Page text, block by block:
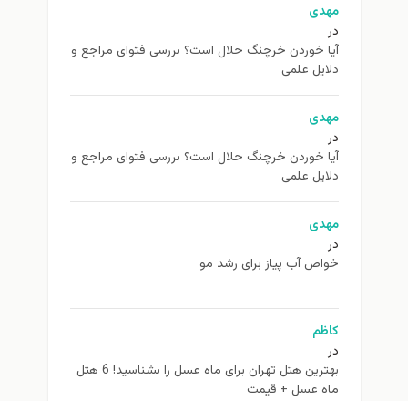
مهدی
در
آیا خوردن خرچنگ حلال است؟ بررسی فتوای مراجع و
دلایل علمی
مهدی
در
آیا خوردن خرچنگ حلال است؟ بررسی فتوای مراجع و
دلایل علمی
مهدی
در
خواص آب پیاز برای رشد مو
کاظم
در
بهترین هتل تهران برای ماه عسل را بشناسید! 6 هتل
ماه عسل + قیمت